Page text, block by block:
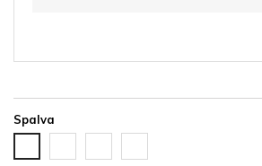
Spalva
HDF
HDF
latte
HDF